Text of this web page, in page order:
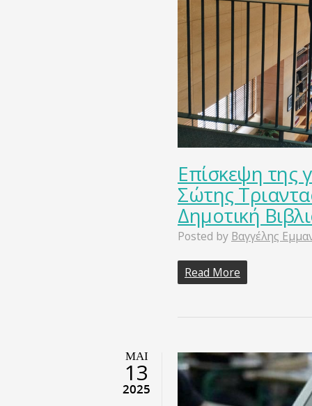
Επίσκεψη της
Σώτης
Δημοτική
Posted by Βαγγέλης
Read More
ΜΑΙ
13
2025